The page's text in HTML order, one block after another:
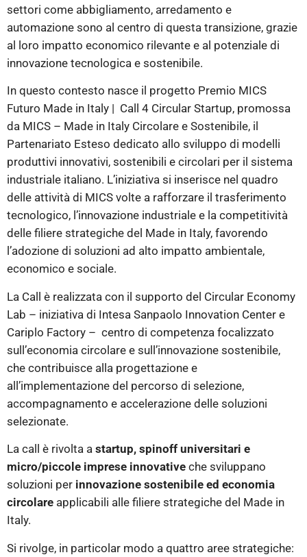
settori come abbigliamento, arredamento e
automazione sono al centro di questa transizione, grazie
al loro impatto economico rilevante e al potenziale di
innovazione tecnologica e sostenibile.
In questo contesto nasce il progetto Premio MICS
Futuro Made in Italy | Call 4 Circular Startup, promossa
da MICS – Made in Italy Circolare e Sostenibile, il
Partenariato Esteso dedicato allo sviluppo di modelli
produttivi innovativi, sostenibili e circolari per il sistema
industriale italiano. L’iniziativa si inserisce nel quadro
delle attività di MICS volte a rafforzare il trasferimento
tecnologico, l’innovazione industriale e la competitività
delle filiere strategiche del Made in Italy, favorendo
l’adozione di soluzioni ad alto impatto ambientale,
economico e sociale.
La Call è realizzata con il supporto del Circular Economy
Lab – iniziativa di Intesa Sanpaolo Innovation Center e
Cariplo Factory – centro di competenza focalizzato
sull’economia circolare e sull’innovazione sostenibile,
che contribuisce alla progettazione e
all’implementazione del percorso di selezione,
accompagnamento e accelerazione delle soluzioni
selezionate.
La call è rivolta a startup, spinoff universitari e
micro/piccole imprese innovative che sviluppano
soluzioni per innovazione sostenibile ed economia
circolare applicabili alle filiere strategiche del Made in
Italy.
Si rivolge, in particolar modo a quattro aree strategiche: